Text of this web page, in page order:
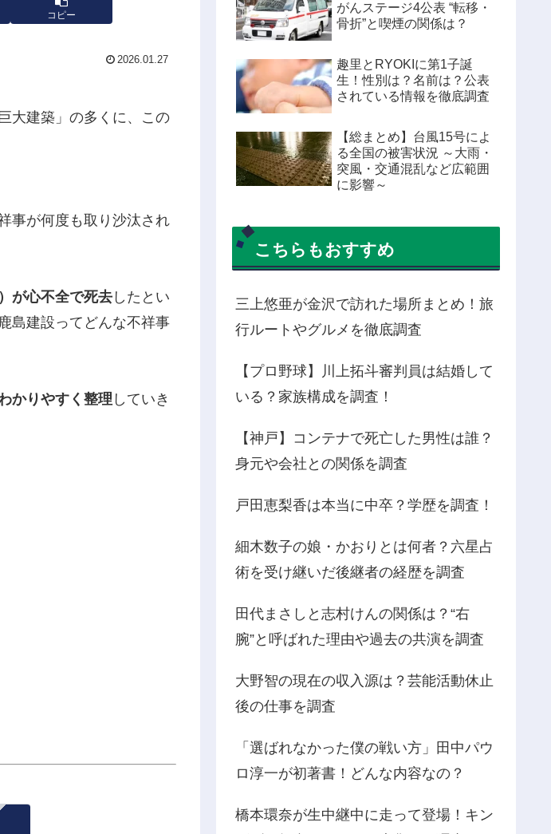
コピー
2026.01.27
大建築」の多くに、この
事が何度も取り沙汰され
が心不全で死去 したとい
島建設ってどんな不祥事
かりやすく整理 していき
がんステージ4公表 “転移・
骨折”と喫煙の関係は？
趣里とRYOKIに第1子誕
生！性別は？名前は？公表
されている情報を徹底調査
【総まとめ】台風15号によ
る全国の被害状況 ～大雨・
突風・交通混乱など広範囲
に影響～
こちらもおすすめ
三上悠亜が金沢で訪れた場所まとめ！旅
行ルートやグルメを徹底調査
【プロ野球】川上拓斗審判員は結婚して
いる？家族構成を調査！
【神戸】コンテナで死亡した男性は誰？
身元や会社との関係を調査
戸田恵梨香は本当に中卒？学歴を調査！
細木数子の娘・かおりとは何者？六星占
術を受け継いだ後継者の経歴を調査
田代まさしと志村けんの関係は？“右
腕”と呼ばれた理由や過去の共演を調査
大野智の現在の収入源は？芸能活動休止
後の仕事を調査
「選ばれなかった僕の戦い方」田中パウ
ロ淳一が初著書！どんな内容なの？
橋本環奈が生中継中に走って登場！キン